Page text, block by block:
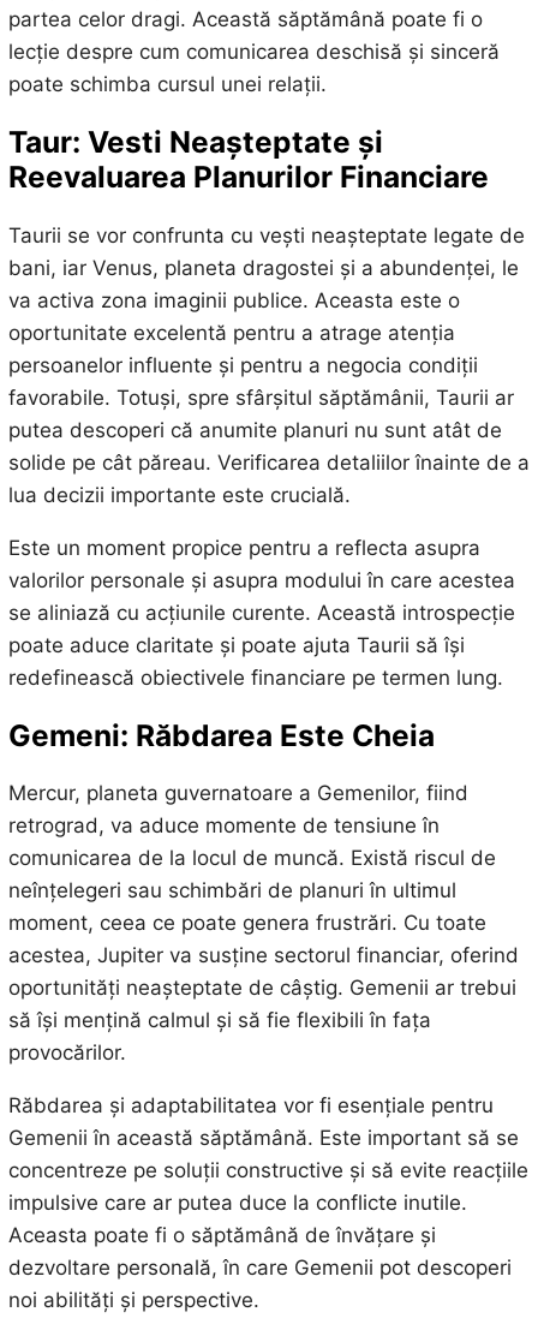
partea celor dragi. Această săptămână poate fi o
lecție despre cum comunicarea deschisă și sinceră
poate schimba cursul unei relații.
Taur: Vesti Neașteptate și
Reevaluarea Planurilor Financiare
Taurii se vor confrunta cu vești neașteptate legate de
bani, iar Venus, planeta dragostei și a abundenței, le
va activa zona imaginii publice. Aceasta este o
oportunitate excelentă pentru a atrage atenția
persoanelor influente și pentru a negocia condiții
favorabile. Totuși, spre sfârșitul săptămânii, Taurii ar
putea descoperi că anumite planuri nu sunt atât de
solide pe cât păreau. Verificarea detaliilor înainte de a
lua decizii importante este crucială.
Este un moment propice pentru a reflecta asupra
valorilor personale și asupra modului în care acestea
se aliniază cu acțiunile curente. Această introspecție
poate aduce claritate și poate ajuta Taurii să își
redefinească obiectivele financiare pe termen lung.
Gemeni: Răbdarea Este Cheia
Mercur, planeta guvernatoare a Gemenilor, fiind
retrograd, va aduce momente de tensiune în
comunicarea de la locul de muncă. Există riscul de
neînțelegeri sau schimbări de planuri în ultimul
moment, ceea ce poate genera frustrări. Cu toate
acestea, Jupiter va susține sectorul financiar, oferind
oportunități neașteptate de câștig. Gemenii ar trebui
să își mențină calmul și să fie flexibili în fața
provocărilor.
Răbdarea și adaptabilitatea vor fi esențiale pentru
Gemenii în această săptămână. Este important să se
concentreze pe soluții constructive și să evite reacțiile
impulsive care ar putea duce la conflicte inutile.
Aceasta poate fi o săptămână de învățare și
dezvoltare personală, în care Gemenii pot descoperi
noi abilități și perspective.